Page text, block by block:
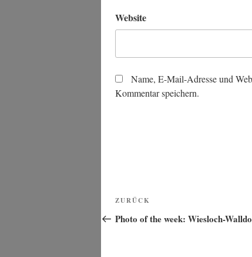
Website
Name, E-Mail-Adresse und
Kommentar speichern.
Beitragsnavigation
Vorheriger
Beitrag
ZURÜCK
Photo of the week: Wiesloch-